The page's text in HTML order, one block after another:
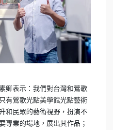
卿表示：我們對台灣和鶯歌
有鶯歌光點美學館光點藝術
和民眾的藝術視野，扮演不
專業的場地，展出其作品；